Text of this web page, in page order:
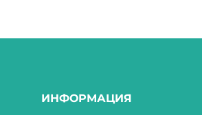
ИНФОРМАЦИЯ